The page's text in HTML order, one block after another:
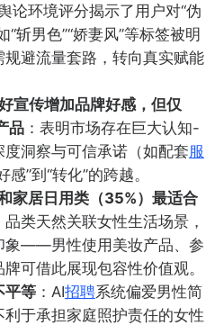
论环境评分揭示了用户对“伪
斩男色”“娇妻风”等标签被明
避流量套路，转向真实赋能
宣传增加品牌好感，但仅
品：表明市场存在巨大认知-
洞察与可信承诺（如配套服
”到“转化”的跨越。
家居日用类（35%）最适合
品类天然关联女性生活场景，
象——男性使用美妆产品、参
可借此展现包容性价值观。
平等：AI招聘系统偏爱男性简
于承担家庭照护责任的女性